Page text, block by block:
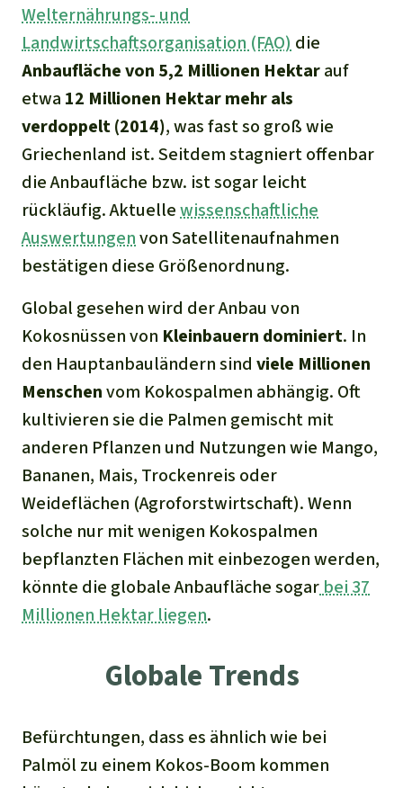
Welternährungs- und
Landwirtschaftsorganisation (FAO) die
Anbaufläche von 5,2 Millionen Hektarauf
etwa 12 Millionen Hektar mehr als
verdoppelt (2014), was fast so groß wie
Griechenland ist. Seitdem stagniert offenbar
die Anbaufläche bzw. ist sogar leicht
rückläufig. Aktuellewissenschaftliche
Auswertungenvon Satellitenaufnahmen
bestätigen diese Größenordnung.
Global gesehen wird der Anbau von
Kokosnüssen von Kleinbauern dominiert. In
den Hauptanbauländern sind viele Millionen
Menschenvom Kokospalmen abhängig. Oft
kultivieren sie die Palmen gemischt mit
anderen Pflanzen und Nutzungen wie Mango,
Bananen, Mais, Trockenreis oder
Weideflächen (Agroforstwirtschaft). Wenn
solche nur mit wenigen Kokospalmen
bepflanzten Flächen mit einbezogen werden,
könnte die globale Anbaufläche sogar bei 37
Millionen Hektar liegen.
Globale Trends
Befürchtungen, dass es ähnlich wie bei
Palmöl zu einem Kokos-Boom kommen